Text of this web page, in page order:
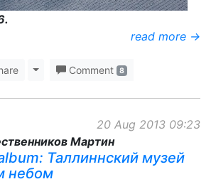
read more →
Toggle Dropdown
Comment 8
20 Aug 2013 09:23
Мартин
Таллиннский музей
небом